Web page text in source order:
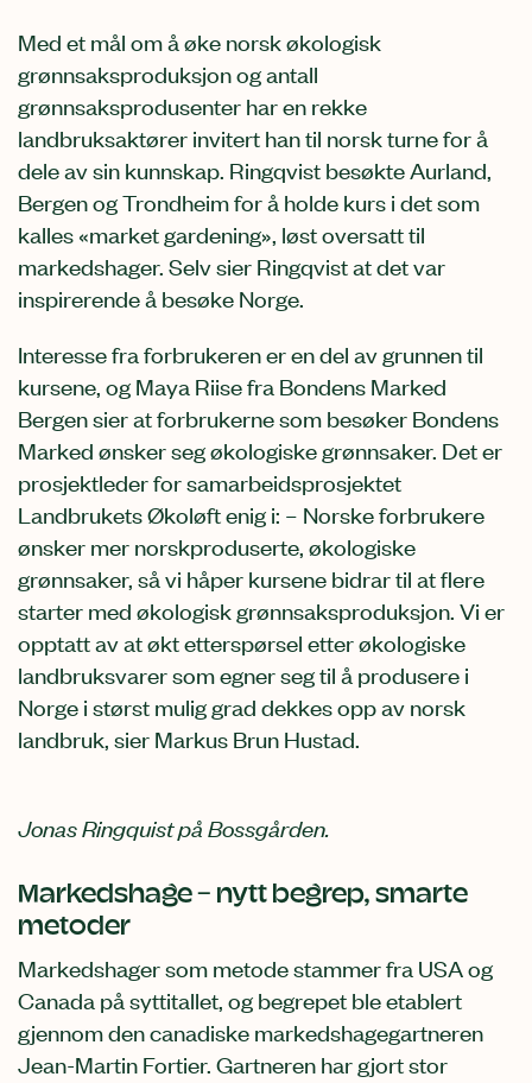
Med et mål om å øke norsk økologisk
grønnsaksproduksjon og antall
grønnsaksprodusenter har en rekke
landbruksaktører invitert han til norsk turne for å
dele av sin kunnskap. Ringqvist besøkte Aurland,
Bergen og Trondheim for å holde kurs i det som
kalles «market gardening», løst oversatt til
markedshager. Selv sier Ringqvist at det var
inspirerende å besøke Norge.
Interesse fra forbrukeren er en del av grunnen til
kursene, og Maya Riise fra Bondens Marked
Bergen sier at forbrukerne som besøker Bondens
Marked ønsker seg økologiske grønnsaker. Det er
prosjektleder for samarbeidsprosjektet
Landbrukets Økoløft enig i: – Norske forbrukere
ønsker mer norskproduserte, økologiske
grønnsaker, så vi håper kursene bidrar til at flere
starter med økologisk grønnsaksproduksjon. Vi er
opptatt av at økt etterspørsel etter økologiske
landbruksvarer som egner seg til å produsere i
Norge i størst mulig grad dekkes opp av norsk
landbruk, sier Markus Brun Hustad.
Jonas Ringquist på Bossgården.
Markedshage – nytt begrep, smarte
metoder
Markedshager som metode stammer fra USA og
Canada på syttitallet, og begrepet ble etablert
gjennom den canadiske markedshagegartneren
Jean-Martin Fortier. Gartneren har gjort stor